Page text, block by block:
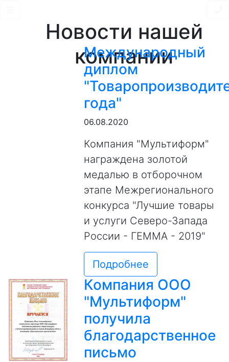
Новости нашей
компании
Международный
диплом
года"
06.08.2020
Компания "Мультиформ"
награждена золотой
медалью в отборочном
этапе Межрегионального
конкурса "Лучшие товары
и услуги Северо-Запада
России - ГЕММА - 2019"
Подробнее
Компания ООО
"Мультиформ"
получила
благодарственное
письмо